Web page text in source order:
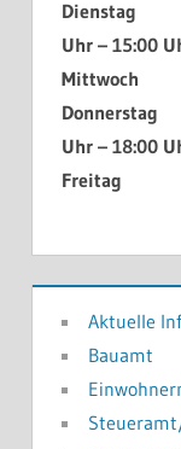
Dienstag
Uhr – 15:00
Mittwoch
Donnerstag
Uhr – 18:00
Freitag
Aktuelle
Bauamt